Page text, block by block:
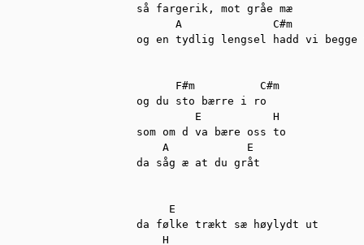
så fargerik, mot gråe mæ
A              C#m
og en tydlig lengsel hadd vi begge
      F#m          C#m
og du sto bærre i ro
         E           H
som om d va bære oss to
    A            E
da såg æ at du gråt
     E
da følke trækt sæ høylydt ut
    H